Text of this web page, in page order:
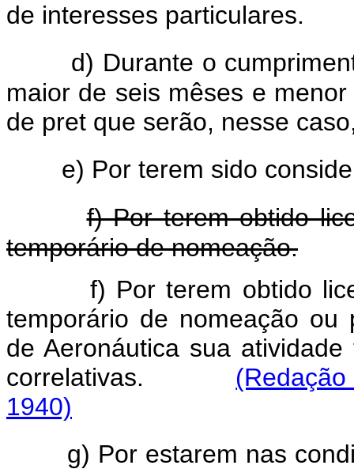
de interesses particulares.
d) Durante o
maior de seis mêses e
de pret que serão, nesse
e) Por terem sido
f) Por terem obtido
temporário de nomeação.
f) Por terem obtido
temporário de nomeação ou
de Aeronáutica sua
correlativas.
1940)
g) Por estarem nas